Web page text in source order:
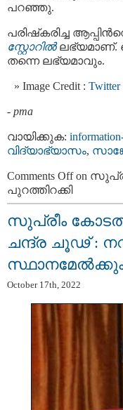
പറഞ്ഞു.
പരിഷ്‌കരിച്ച
സ്റ്റോറില്‍ലഭ്യമാണ്.
തന്നെ ലഭ്യമാവും.
Image Credit : Twitter
- pma
വായിക്കുക:
വിദ്യാഭ്യാസം,
Comments Offon
പുറത്തിറക്കി
സുപ്രീം
ചന്ദ്ര ചൂഢ് :
October 17th, 2022